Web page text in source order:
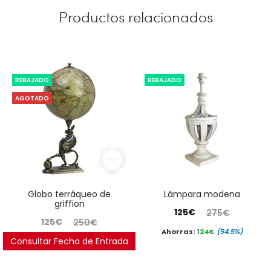
Productos relacionados
REBAJADO
AGOTADO
globo terráqueo de
griffion
250€
El
precio
125€
El
precioAhorras:103 € (50%)
Consultar Fecha de Entrada
REBAJADO
lámpara modena
275€
El
precio
125€
El
precio
Ahorras: 124€ (54.5%)